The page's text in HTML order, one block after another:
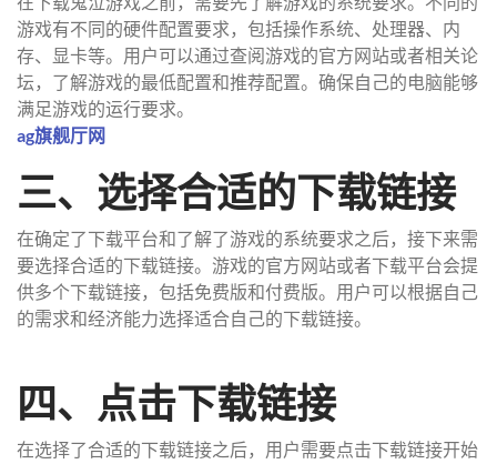
游戏有不同的硬件配置要求，包括操作系统、处理器、内
存、显卡等。用户可以通过查阅游戏的官方网站或者相关论
坛，了解游戏的最低配置和推荐配置。确保自己的电脑能够
满足游戏的运行要求。
ag旗舰厅网
三、选择合适的下载链接
在确定了下载平台和了解了游戏的系统要求之后，接下来需
要选择合适的下载链接。游戏的官方网站或者下载平台会提
供多个下载链接，包括免费版和付费版。用户可以根据自己
的需求和经济能力选择适合自己的下载链接。
四、点击下载链接
在选择了合适的下载链接之后，用户需要点击下载链接开始